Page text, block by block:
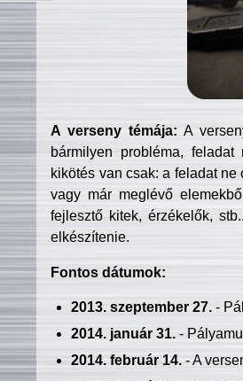
A verseny témája: A
bármilyen probléma, feladat
kikötés van csak: a feladat
vagy már meglévő
fejlesztő kitek, érzékelők,
elkészítenie.
Fontos dátumok:
2013. szeptember 27.-
2014. január 31.-
2014. február 14.- A